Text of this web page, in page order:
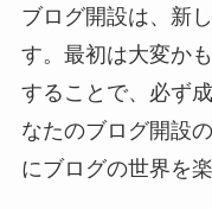
ブログ開設は、新
す。最初は大変か
することで、必ず
なたのブログ開設
にブログの世界を